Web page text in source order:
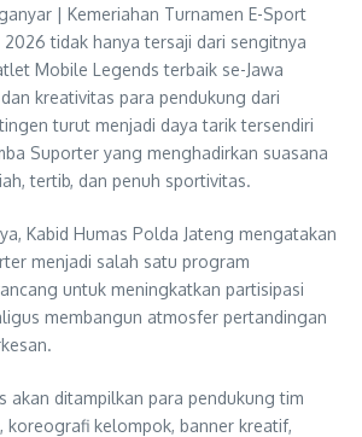
| Kemeriahan Turnamen E-Sport
2026 tidak hanya tersaji dari sengitnya
Mobile Legends terbaik se-Jawa
kreativitas para pendukung dari
turut menjadi daya tarik tersendiri
Suporter yang menghadirkan suasana
tertib, dan penuh sportivitas.
Kabid Humas Polda Jateng mengatakan
menjadi salah satu program
untuk meningkatkan partisipasi
membangun atmosfer pertandingan
akan ditampilkan para pendukung tim
koreografi kelompok, banner kreatif,